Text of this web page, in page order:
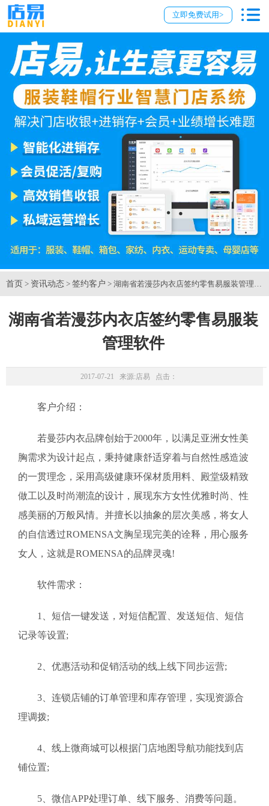
立即免费试用>
首页 > 资讯动态 > 签约客户 > 湖南省若漫莎内衣店签约零售易服装管理软件
湖南省若漫莎内衣店签约零售易服装
管理软件
2017-07-21 来源:店易 点击：
客户介绍：
若曼莎内衣品牌创始于2000年，以满足亚洲女性美
胸需求为设计起点，秉持健康舒适穿着与自然性感造波
的一贯理念，采用高级健康环保材质用料、殿堂级精致
做工以及时尚潮流的设计，展现东方女性优雅时尚、性
感美丽的万般风情。并擅长以抽象的层次美感，将女人
的自信透过ROMENSA文胸呈现完美的诠释，用心服务
女人，这就是ROMENSA的品牌灵魂!
软件需求：
1、短信一键发送，对短信配置、发送短信、短信
记录等设置;
2、优惠活动和促销活动的线上线下同步运营;
3、连锁店铺的订单管理和库存管理，实现资源合
理调拨;
4、线上微商城可以根据门店地图导航功能找到店
铺位置;
5、微信APP处理订单、线下服务、消费等问题。